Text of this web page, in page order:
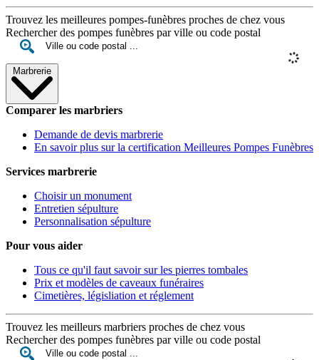
Trouvez les meilleures pompes-funèbres proches de chez vous
Rechercher des pompes funèbres par ville ou code postal
Marbrerie
Comparer les marbriers
Demande de devis marbrerie
En savoir plus sur la certification Meilleures Pompes Funèbres
Services marbrerie
Choisir un monument
Entretien sépulture
Personnalisation sépulture
Pour vous aider
Tous ce qu'il faut savoir sur les pierres tombales
Prix et modèles de caveaux funéraires
Cimetières, législiation et réglement
Trouvez les meilleurs marbriers proches de chez vous
Rechercher des pompes funèbres par ville ou code postal